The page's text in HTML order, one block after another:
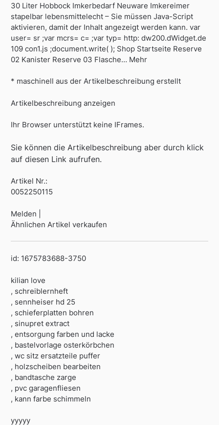
30 Liter Hobbock Imkerbedarf Neuware Imkereimer
stapelbar lebensmittelecht – Sie müssen Java-Script
aktivieren, damit der Inhalt angezeigt werden kann. var
user= sr ;var mcrs= c= ;var typ= http: dw200.dWidget.de
109 con1.js ;document.write( ); Shop Startseite Reserve
02 Kanister Reserve 03 Flasche… Mehr
* maschinell aus der Artikelbeschreibung erstellt
Artikelbeschreibung anzeigen
Ihr Browser unterstützt keine IFrames.
Sie können die Artikelbeschreibung aber durch klick
auf diesen Link aufrufen.
Artikel Nr.:
0052250115
Melden |
Ähnlichen Artikel verkaufen
id: 1675783688-3750
kilian love
, schreiblernheft
, sennheiser hd 25
, schieferplatten bohren
, sinupret extract
, entsorgung farben und lacke
, bastelvorlage osterkörbchen
, wc sitz ersatzteile puffer
, holzscheiben bearbeiten
, bandtasche zarge
, pvc garagenfliesen
, kann farbe schimmeln
yyyyy